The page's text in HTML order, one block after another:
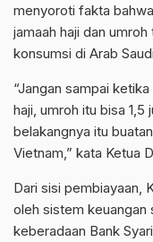
menyoroti fakta
jamaah haji dan
konsumsi di Arab
“Jangan sampai
haji, umroh itu bisa
belakangnya itu
Vietnam,” kata Ketua
Dari sisi pembiayaan,
oleh sistem keuangan
keberadaan Bank